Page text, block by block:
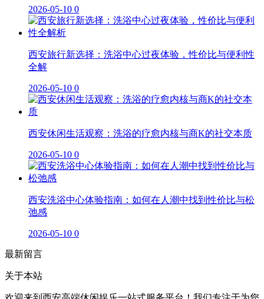
2026-05-10 0
西安旅行新选择：洗浴中心过夜体验，性价比与便利性
全解
2026-05-10 0
西安休闲生活观察：洗浴的疗愈内核与商K的社交本质
2026-05-10 0
西安洗浴中心体验指南：如何在人潮中找到性价比与松
弛感
2026-05-10 0
最新留言
关于本站